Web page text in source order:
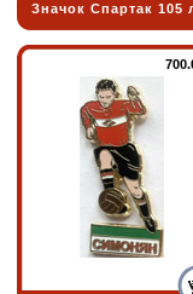
Значок Спартак 105